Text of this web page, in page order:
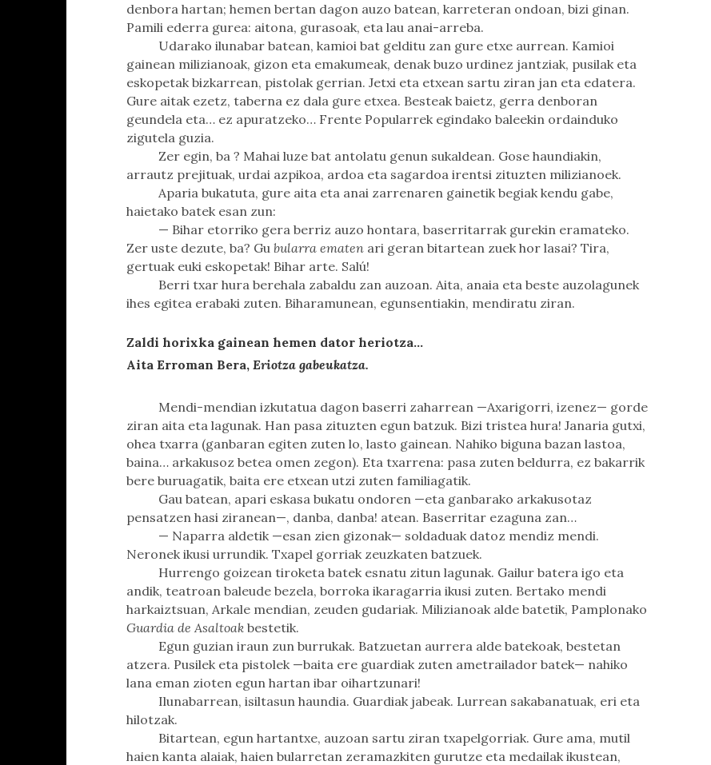
denbora hartan; hemen bertan dagon auzo batean, karreteran ondoan, bizi ginan.
Pamili ederra gurea: aitona, gurasoak, eta lau anai-arreba.
Udarako ilunabar batean, kamioi bat gelditu zan gure etxe aurrean. Kamioi
gainean milizianoak, gizon eta emakumeak, denak buzo urdinez jantziak, pusilak eta
eskopetak bizkarrean, pistolak gerrian. Jetxi eta etxean sartu ziran jan eta edatera.
Gure aitak ezetz, taberna ez dala gure etxea. Besteak baietz, gerra denboran
geundela eta… ez apuratzeko… Frente Popularrek egindako baleekin ordainduko
zigutela guzia.
Zer egin, ba ? Mahai luze bat antolatu genun sukaldean. Gose haundiakin,
arrautz prejituak, urdai azpikoa, ardoa eta sagardoa irentsi zituzten milizianoek.
Aparia bukatuta, gure aita eta anai zarrenaren gainetik begiak kendu gabe,
haietako batek esan zun:
— Bihar etorriko gera berriz auzo hontara, baserritarrak gurekin eramateko.
Zer uste dezute, ba? Gu bularra ematenari geran bitartean zuek hor lasai? Tira,
gertuak euki eskopetak! Bihar arte. Salú!
Berri txar hura berehala zabaldu zan auzoan. Aita, anaia eta beste auzolagunek
ihes egitea erabaki zuten. Biharamunean, egunsentiakin, mendiratu ziran.
Zaldi horixka gainean hemen dator heriotza…
Aita Erroman Bera, Eriotza gabeukatza.
Mendi-mendian izkutatua dagon baserri zaharrean —Axarigorri, izenez— gorde
ziran aita eta lagunak. Han pasa zituzten egun batzuk. Bizi tristea hura! Janaria gutxi,
ohea txarra (ganbaran egiten zuten lo, lasto gainean. Nahiko biguna bazan lastoa,
baina… arkakusoz betea omen zegon). Eta txarrena: pasa zuten beldurra, ez bakarrik
bere buruagatik, baita ere etxean utzi zuten familiagatik.
Gau batean, apari eskasa bukatu ondoren —eta ganbarako arkakusotaz
pensatzen hasi ziranean—, danba, danba! atean. Baserritar ezaguna zan…
— Naparra aldetik —esan zien gizonak— soldaduak datoz mendiz mendi.
Neronek ikusi urrundik. Txapel gorriak zeuzkaten batzuek.
Hurrengo goizean tiroketa batek esnatu zitun lagunak. Gailur batera igo eta
andik, teatroan baleude bezela, borroka ikaragarria ikusi zuten. Bertako mendi
harkaiztsuan, Arkale mendian, zeuden gudariak. Milizianoak alde batetik, Pamplonako
Guardia de Asaltoakbestetik.
Egun guzian iraun zun burrukak. Batzuetan aurrera alde batekoak, bestetan
atzera. Pusilek eta pistolek —baita ere guardiak zuten ametrailador batek— nahiko
lana eman zioten egun hartan ibar oihartzunari!
Ilunabarrean, isiltasun haundia. Guardiak jabeak. Lurrean sakabanatuak, eri eta
hilotzak.
Bitartean, egun hartantxe, auzoan sartu ziran txapelgorriak. Gure ama, mutil
haien kanta alaiak, haien bularretan zeramazkiten gurutze eta medailak ikustean,